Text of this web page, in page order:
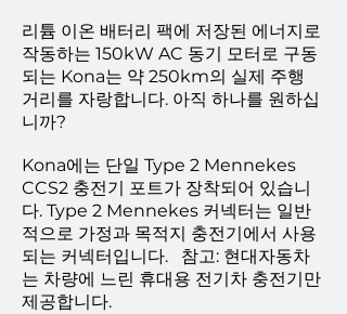
리튬 이온 배터리 팩에 저장된 에너지로
작동하는 150kW AC 동기 모터로 구동
되는 Kona는 약 250km의 실제 주행
거리를 자랑합니다. 아직 하나를 원하십
니까?
Kona에는 단일 Type 2 Mennekes
CCS2 충전기 포트가 장착되어 있습니
다. Type 2 Mennekes 커넥터는 일반
적으로 가정과 목적지 충전기에서 사용
되는 커넥터입니다.
참고: 현대자동차
는 차량에 느린 휴대용 전기차 충전기만
제공합니다.